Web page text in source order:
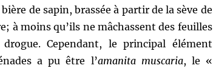
de sapin, brassée à partir de la sève de
à moins qu’ils ne mâchassent des feuilles
Cependant, le principal élément
a pu être l’amanita muscaria, le «